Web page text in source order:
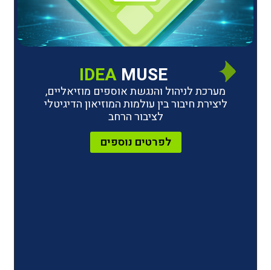
IDEA MUSE
והנגשת אוספים מוזיאליים,
בין עולמות המוזיאון הדיגיטלי